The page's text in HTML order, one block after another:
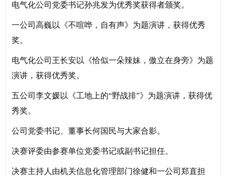
电气化公司党委书记孙兆发为优秀奖获得者颁奖。
一公司高巍以《不喧哗，自有声》为题演讲，获得优秀
奖。
电气化公司王长安以《恰似一朵辣妹，傲立在身旁》为题
演讲，获得优秀奖。
五公司李文媛以《工地上的“野战排”》为题演讲，获得优
秀奖。
公司党委书记、董事长何国民与大家合影。
决赛评委由参赛单位党委书记或副书记担任。
决赛主持人由机关信息化管理部门徐健和一公司郑直担